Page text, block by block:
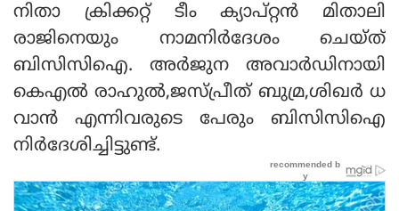
നിതാ ക്രിക്കറ്റ് ടീം ക്യാപ്‌റ്റൻ മിതാലി
രാജിനെയും നാമനിർദേശം ചെയ്‌ത്
ബിസിസിഐ. അർജുന അവാർഡിനായി
കെഎൽ രാഹുൽ,ജസ്‌പ്രീത് ബു‌മ്ര,ശിഖർ ധ
വാൻ എന്നിവരുടെ പേരും ബിസിസിഐ
നിർദേശിച്ചിട്ടുണ്ട്.